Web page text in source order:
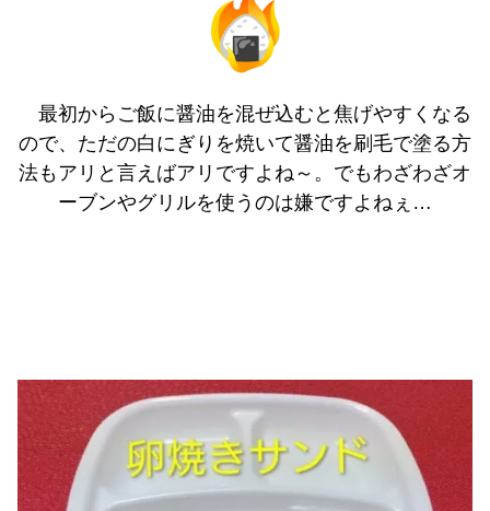
最初からご飯に醤油を混ぜ込むと焦げやすくなる
ので、ただの白にぎりを焼いて醤油を刷毛で塗る方
法もアリと言えばアリですよね～。でもわざわざオ
ーブンやグリルを使うのは嫌ですよねぇ…